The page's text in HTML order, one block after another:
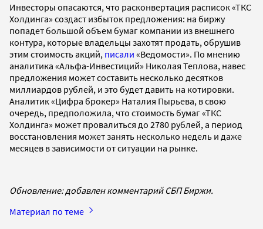
Инвесторы опасаются, что расконвертация расписок «ТКС
Холдинга» создаст избыток предложения: на биржу
попадет большой объем бумаг компании из внешнего
контура, которые владельцы захотят продать, обрушив
этим стоимость акций, писали «Ведомости». По мнению
аналитика «Альфа-Инвестиций» Николая Теплова, навес
предложения может составить несколько десятков
миллиардов рублей, и это будет давить на котировки.
Аналитик «Цифра брокер» Наталия Пырьева, в свою
очередь, предположила, что стоимость бумаг «ТКС
Холдинга» может провалиться до 2780 рублей, а период
восстановления может занять несколько недель и даже
месяцев в зависимости от ситуации на рынке.
Обновление: добавлен комментарий СБП Биржи.
Материал по теме